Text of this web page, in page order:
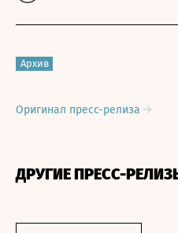
Архив
Оригинал пресс-релиза
ДРУГИЕ ПРЕСС-